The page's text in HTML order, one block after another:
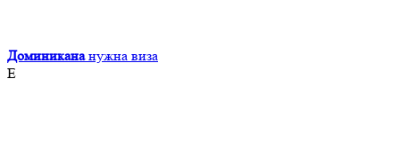
Доминикана нужна виза
Е